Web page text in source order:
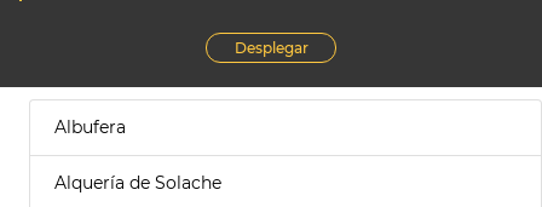
Desplegar
Albufera
Alquería de Solache